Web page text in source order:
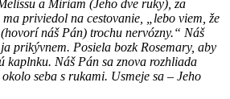
a Miriam (Jeho dve ruky), za
priviedol na cestovanie, „lebo viem, že
náš Pán) trochu nervózny.“ Náš
prikývnem. Posiela bozk Rosemary, aby
kaplnku. Náš Pán sa znova rozhliada
seba s rukami. Usmeje sa – Jeho